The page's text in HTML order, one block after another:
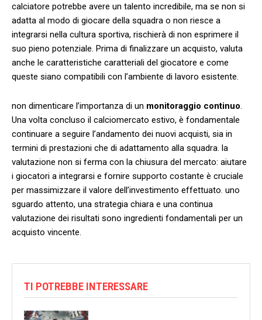
calciatore potrebbe avere un talento incredibile, ⁣ma se non si
adatta⁣ al modo di giocare‌ della​ squadra o non⁤ riesce a
integrarsi nella cultura sportiva, rischierà​ di ⁤non esprimere il
suo pieno potenziale. Prima di⁣ finalizzare un acquisto, ⁢valuta‍
anche​ le caratteristiche ‌caratteriali del giocatore e come
queste siano compatibili con l’ambiente⁣ di lavoro esistente.
non dimenticare​ l’importanza‌ di un monitoraggio ​continuo
Una volta concluso il calciomercato estivo, è fondamentale
‍continuare ⁣a seguire ‌l’andamento⁤ dei nuovi acquisti, sia in
termini di prestazioni che di adattamento alla ⁣squadra. la
valutazione non si ferma con la chiusura del mercato: aiutare
i giocatori a ⁣integrarsi e fornire ‌supporto costante è cruciale
per massimizzare⁢ il valore dell’investimento effettuato. uno
sguardo attento, una strategia chiara e una⁢ continua
valutazione dei risultati sono ingredienti fondamentali per un
‌acquisto vincente.
TI POTREBBE INTERESSARE